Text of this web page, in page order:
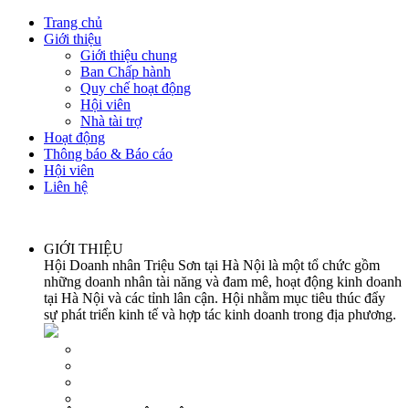
Trang chủ
Giới thiệu
Giới thiệu chung
Ban Chấp hành
Quy chế hoạt động
Hội viên
Nhà tài trợ
Hoạt động
Thông báo & Báo cáo
Hội viên
Liên hệ
GIỚI THIỆU
Hội Doanh nhân Triệu Sơn tại Hà Nội là một tổ chức gồm
những doanh nhân tài năng và đam mê, hoạt động kinh doanh
tại Hà Nội và các tỉnh lân cận. Hội nhằm mục tiêu thúc đẩy
sự phát triển kinh tế và hợp tác kinh doanh trong địa phương.